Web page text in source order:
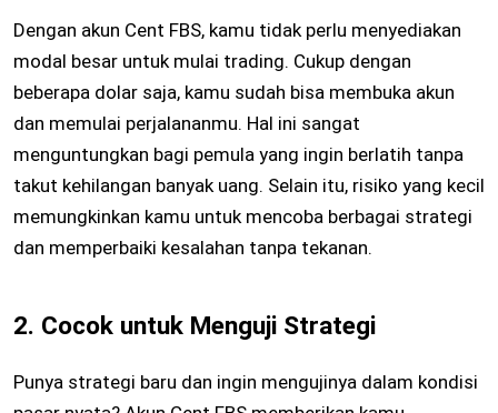
Dengan akun Cent FBS, kamu tidak perlu menyediakan
modal besar untuk mulai trading. Cukup dengan
beberapa dolar saja, kamu sudah bisa membuka akun
dan memulai perjalananmu. Hal ini sangat
menguntungkan bagi pemula yang ingin berlatih tanpa
takut kehilangan banyak uang. Selain itu, risiko yang kecil
memungkinkan kamu untuk mencoba berbagai strategi
dan memperbaiki kesalahan tanpa tekanan.
2. Cocok untuk Menguji Strategi
Punya strategi baru dan ingin mengujinya dalam kondisi